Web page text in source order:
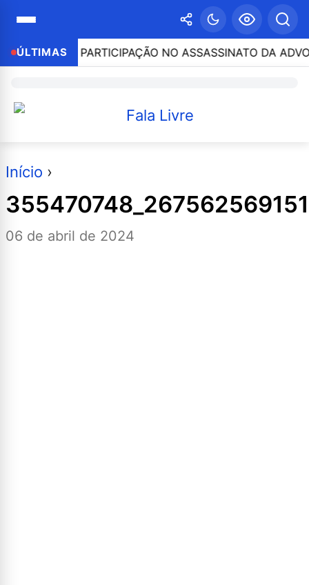
ÚLTIMAS
POR PARTICIPAÇÃO NO ASSASSINATO DA
Início ›
06 de abril de 2024